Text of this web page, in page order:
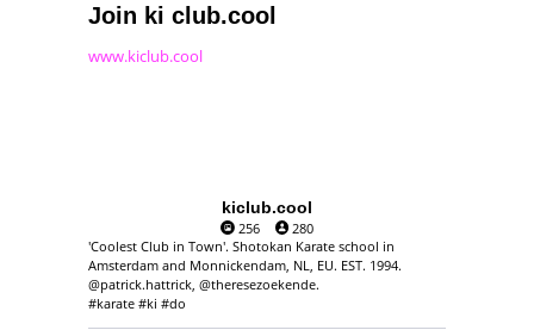
Join ki club.cool
www.kiclub.cool
kiclub.cool
256
280
'Coolest Club in Town'. Shotokan Karate school in
Amsterdam and Monnickendam, NL, EU. EST. 1994.
@patrick.hattrick, @theresezoekende.
#karate #ki #do